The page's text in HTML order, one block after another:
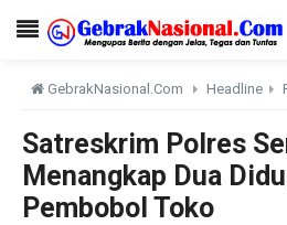
GebrakNasional.Com Headline
Satreskrim Polres
Menangkap Dua
Pembobol Toko